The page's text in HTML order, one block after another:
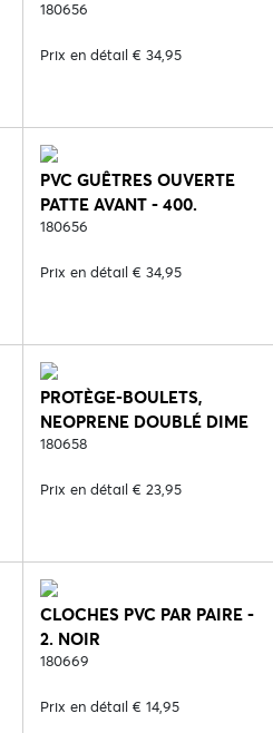
180656
Prix en détail € 34,95
PVC GUÊTRES OUVERTE
PATTE AVANT - 400.
BLANC/ORANGE
180656
Prix en détail € 34,95
PROTÈGE-BOULETS,
NEOPRENE DOUBLÉ DIME
- 2. NOIR
180658
Prix en détail € 23,95
CLOCHES PVC PAR PAIRE -
2. NOIR
180669
Prix en détail € 14,95